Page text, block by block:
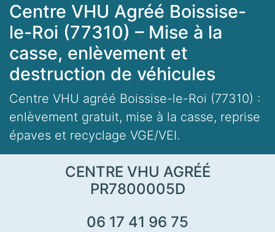
Centre VHU Agréé Boissise-
le-Roi (77310) – Mise à la
casse, enlèvement et
destruction de véhicules
Centre VHU agréé Boissise-le-Roi (77310) :
enlèvement gratuit, mise à la casse, reprise
épaves et recyclage VGE/VEI.
CENTRE VHU AGRÉÉ
PR7800005D
06 17 41 96 75